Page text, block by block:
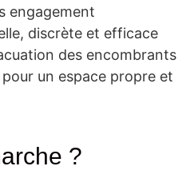
engagement
discrète et efficace
des encombrants
un espace propre et
?